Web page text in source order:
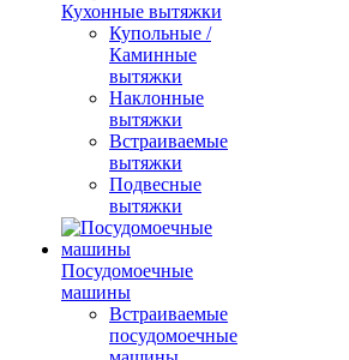
Кухонные вытяжки
Купольные /
Каминные
вытяжки
Наклонные
вытяжки
Встраиваемые
вытяжки
Подвесные
вытяжки
Посудомоечные
машины
Встраиваемые
посудомоечные